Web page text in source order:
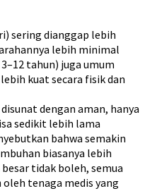
sering dianggap lebih
lebih minimal
tahun) juga umum
kuat secara fisik dan
dengan aman, hanya
sedikit lebih lama
bahwa semakin
biasanya lebih
tidak boleh, semua
tenaga medis yang